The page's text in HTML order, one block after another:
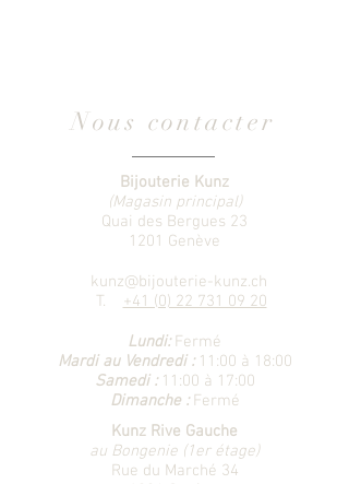
Nous contacter
Bijouterie Kunz
(Magasin principal)
Quai des Bergues 23
1201 Genève
kunz@bijouterie-kunz.ch
T. +41 (0) 22 731 09 20
Lundi: Fermé
Mardi au Vendredi :11:00 à 18:00
Samedi : 11:00 à 17:00
Dimanche : Fermé
Kunz Rive Gauche
au Bongenie (1er étage)
Rue du Marché 34